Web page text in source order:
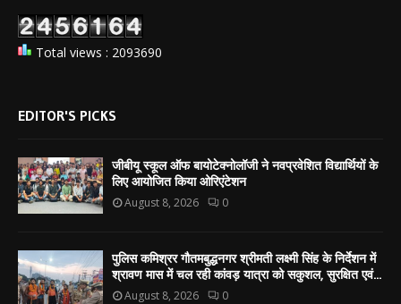
Total views : 2093690
EDITOR'S PICKS
जीबीयू स्कूल ऑफ बायोटेक्नोलॉजी ने नवप्रवेशित विद्यार्थियों के
लिए आयोजित किया ओरिएंटेशन
August 8, 2026 0
पुलिस कमिश्रर गौतमबुद्धनगर श्रीमती लक्ष्मी सिंह के निर्देशन में
श्रावण मास में चल रही कांवड़ यात्रा को सकुशल, सुरक्षित एवं...
August 8, 2026 0